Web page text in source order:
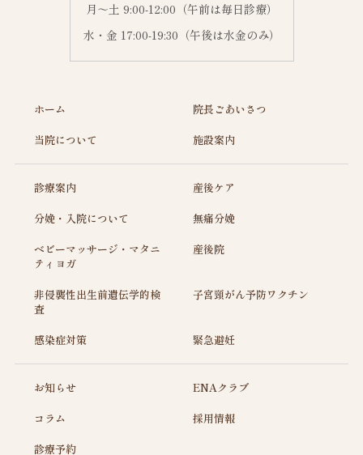
月～土 9:00-12:00（午前は毎日診療）
水・金 17:00-19:30（午後は水金のみ）
ホーム
院長ごあいさつ
当院について
施設案内
診療案内
産後ケア
分娩・入院について
無痛分娩
ベビーマッサージ・マタニ
ティヨガ
産後院
非侵襲性出生前遺伝学的検
査
子宮頸がん予防ワクチン
感染症対策 緊急避妊
お知らせ
ENAクラブ
コラム
採用情報
診療予約